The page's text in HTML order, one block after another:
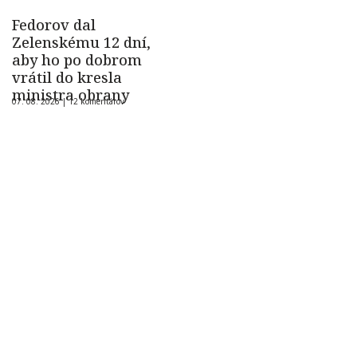
Fedorov dal
Zelenskému 12 dní,
aby ho po dobrom
vrátil do kresla
ministra obrany
07. 08. 2026 |12 komentárov